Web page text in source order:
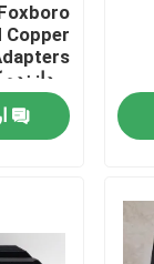
Copper